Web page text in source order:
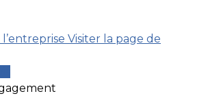
Visiter la page de